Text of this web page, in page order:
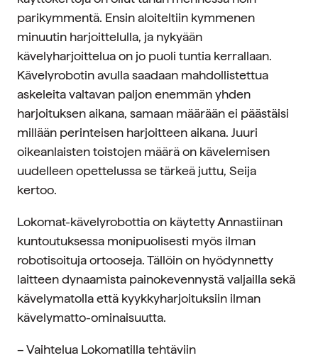
parikymmentä. Ensin aloiteltiin kymmenen
minuutin harjoittelulla, ja nykyään
kävelyharjoittelua on jo puoli tuntia kerrallaan.
Kävelyrobotin avulla saadaan mahdollistettua
askeleita valtavan paljon enemmän yhden
harjoituksen aikana, samaan määrään ei päästäisi
millään perinteisen harjoitteen aikana. Juuri
oikeanlaisten toistojen määrä on kävelemisen
uudelleen opettelussa se tärkeä juttu, Seija
kertoo.
Lokomat-kävelyrobottia on käytetty Annastiinan
kuntoutuksessa monipuolisesti myös ilman
robotisoituja ortooseja. Tällöin on hyödynnetty
laitteen dynaamista painokevennystä valjailla sekä
kävelymatolla että kyykkyharjoituksiin ilman
kävelymatto-ominaisuutta.
– Vaihtelua Lokomatilla tehtäviin